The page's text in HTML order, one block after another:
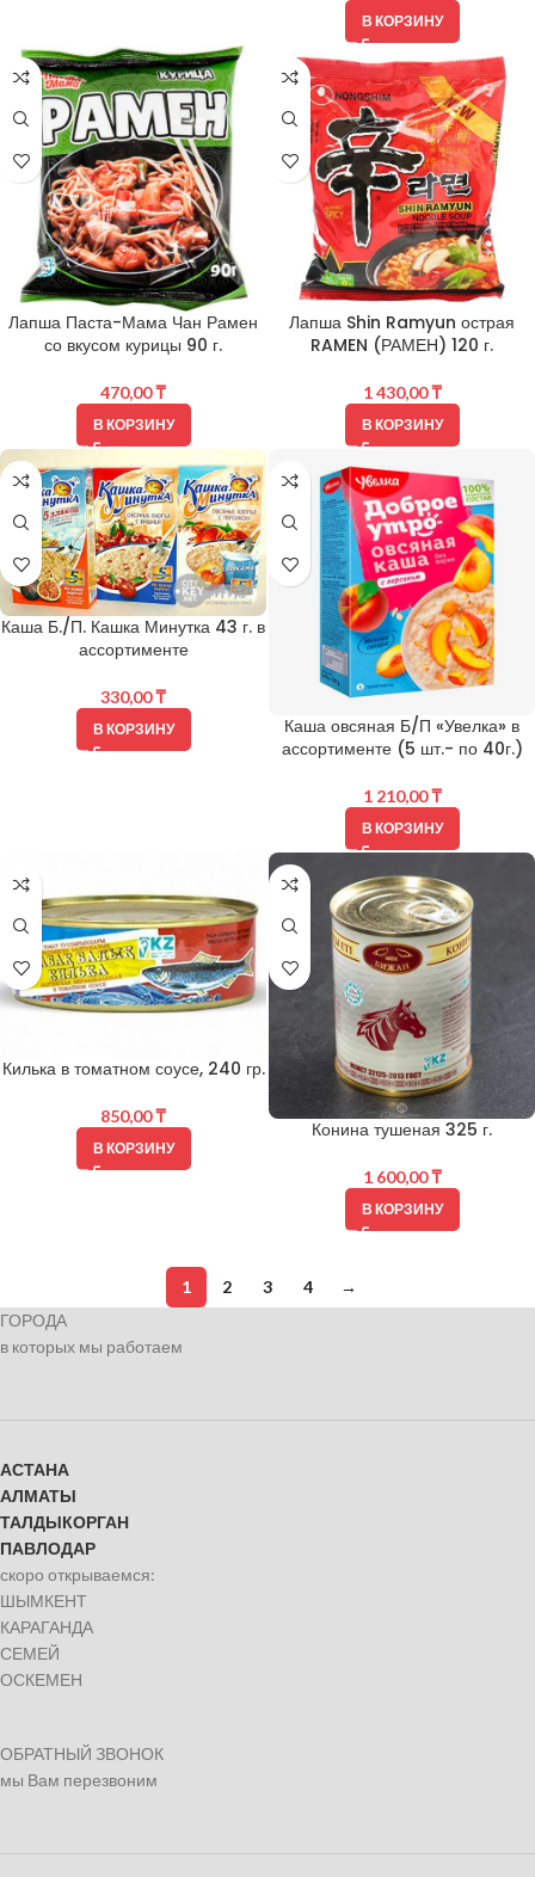
В КОРЗИНУ
Лапша Паста-Мама Чан Рамен
со вкусом курицы 90 г.
470,00₸
В КОРЗИНУ
Лапша Shin Ramyun острая
RAMEN (РАМЕН) 120 г.
1 430,00₸
В КОРЗИНУ
Каша Б./П. Кашка Минутка 43 г. в
ассортименте
330,00₸
В КОРЗИНУ
Каша овсяная Б/П «Увелка» в
ассортименте (5 шт.- по 40г.)
1 210,00₸
В КОРЗИНУ
Килька в томатном соусе, 240 гр.
850,00₸
В КОРЗИНУ
Конина тушеная 325 г.
1 600,00₸
В КОРЗИНУ
1 2 3 4
→
ГОРОДА
в которых мы работаем
АСТАНА
АЛМАТЫ
ТАЛДЫКОРГАН
ПАВЛОДАР
скоро открываемся:
ШЫМКЕНТ
КАРАГАНДА
СЕМЕЙ
ОСКЕМЕН
ОБРАТНЫЙ ЗВОНОК
мы Вам перезвоним